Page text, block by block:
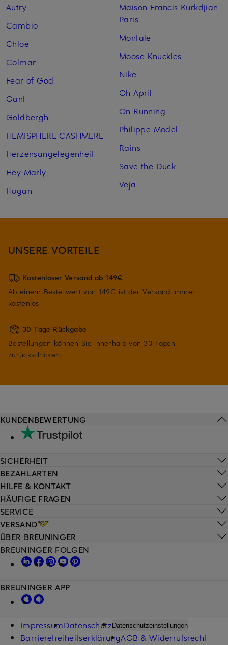
Autry
Cambio
Chloe
Colmar
Fear of God
Gant
Goldbergh
HEMISPHERE CASHMERE
Herzensangelegenheit
Hey Marly
Hogan
Maison Francis Kurkdjian
Paris
Montale
Moose Knuckles
Nike
Oh April
On Running
Philippe Model
Rains
Save the Duck
Veja
UNSERE VORTEILE
Kostenloser Versand ab 149€
Ab einem Bestellwert von 149€ ist der Versand immer
kostenlos.
30 Tage Rückgabe
Bestellungen können Sie innerhalb von 30 Tagen
zurückschicken.
HILFE & KONTAKT
HÄUFIGE FRAGEN
SERVICE
VERSAND
KUNDENBEWERTUNG
SICHERHEIT
BEZAHLARTEN
ÜBER BREUNINGER
BREUNINGER FOLGEN
BREUNINGER APP
ImpressumDatenschutz Datenschutzeinstellungen
BarrierefreiheitserklärungAGB & Widerrufsrecht